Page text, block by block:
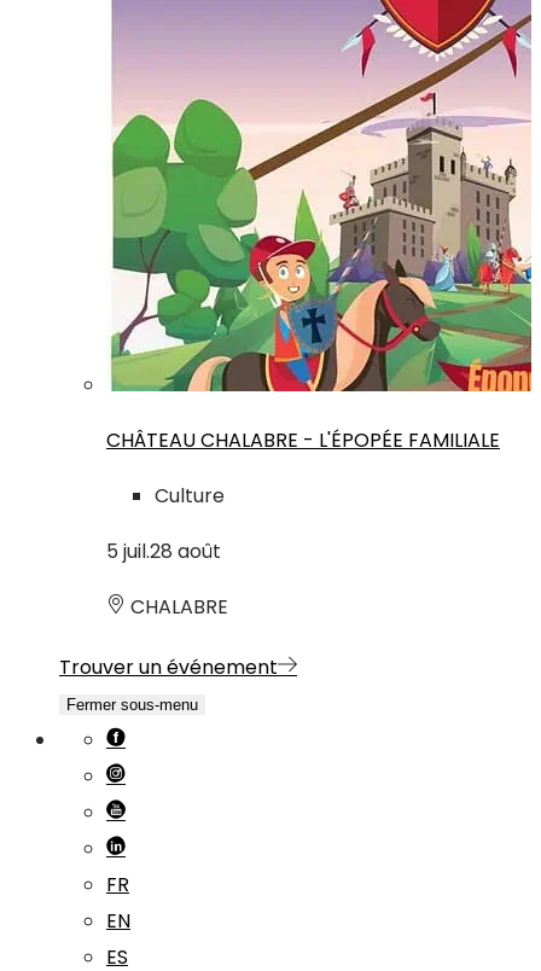
CHÂTEAU CHALABRE - L'ÉPOPÉE FAMILIALE
Culture
5 juil.28 août
CHALABRE
Trouver un événement
Fermer sous-menu
FR
EN
ES